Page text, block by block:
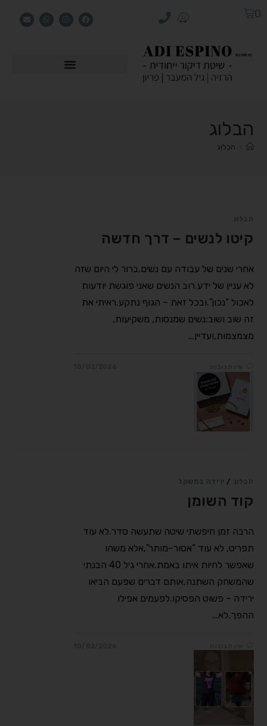
0
הבלוג
הבלוג
הבלוג
קיטו לנשים – דרך חדשה
אחרי שנים של עבודה עם נשים,ברור לי היום שזה
לא עניין של ידע.רוב הנשים שאני פוגשת יודעות
לאכול “נכון”.ובכל זאת – הגוף נתקע.ראיתי את
זה שוב ושוב:נשים שמנסות, משקיעות,
מצמצמות,ועדיין…
הבלוג / ירידה במשקל
קוד השומן
הרבה זמן חיפשתי שיטה שתעשה סדר.לא עוד
תפריט, לא עוד “אסור–מותר”,אלא משהו
שאפשר לחיות איתו באמת.אחרי גיל 40 הבנתי
שהמשחק השתנה.אותם דברים שפעם הביאו
ירידה – פשוט הפסיקו.לפעמים אפילו
ההפך.לא…